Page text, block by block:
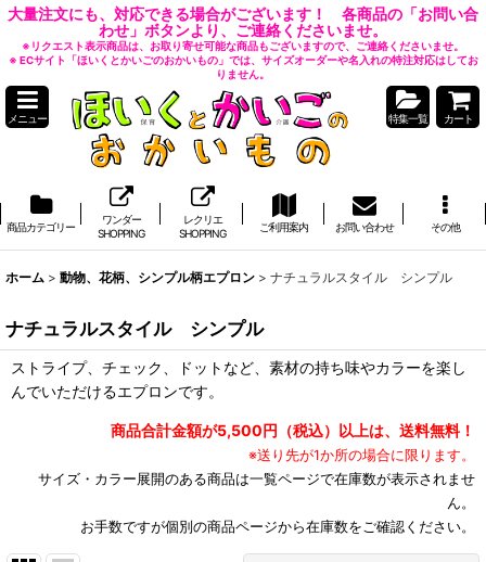
大量注文にも、対応できる場合がございます！ 各商品の「お問い合
わせ」ボタンより、ご連絡くださいませ。
※リクエスト表示商品は、お取り寄せ可能な商品もございますので、ご連絡くださいませ。
※ ECサイト「ほいくとかいごのおかいもの」では、サイズオーダーや名入れの特注対応はしてお
りません。
メニュー 特集一覧 カート
商品カテゴリー
ワンダー
SHOPPING
レクリエ
SHOPPING
ご利用案内 お問い合わせ その他
ホーム > 動物、花柄、シンプル柄エプロン > ナチュラルスタイル シンプル
ナチュラルスタイル シンプル
ストライプ、チェック、ドットなど、素材の持ち味やカラーを楽し
んでいただけるエプロンです。
商品合計金額が5,500円（税込）以上は、送料無料！
※送り先が1か所の場合に限ります。
サイズ・カラー展開のある商品は一覧ページで在庫数が表示されませ
ん。
お手数ですが個別の商品ページから在庫数をご確認ください。